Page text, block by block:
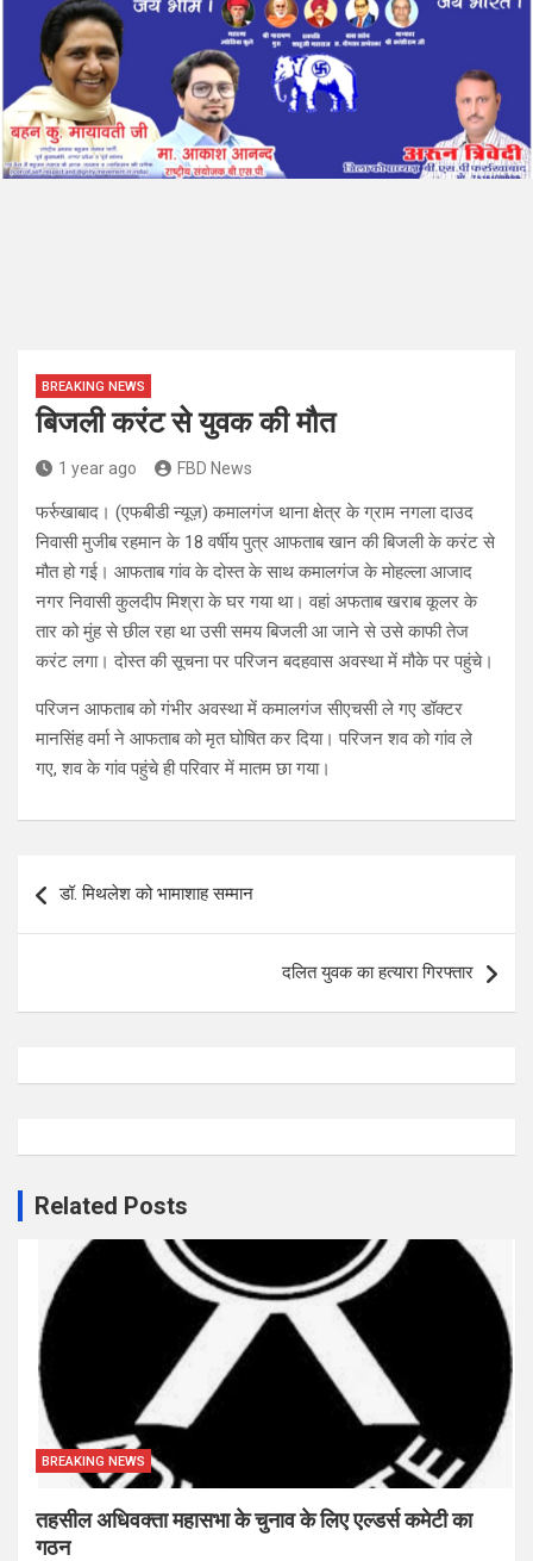
BREAKING NEWS
बिजली करंट से युवक की मौत
1 year ago FBD News
फर्रुखाबाद। (एफबीडी न्यूज़) कमालगंज थाना क्षेत्र के ग्राम नगला दाउद
निवासी मुजीब रहमान के 18 वर्षीय पुत्र आफताब खान की बिजली के करंट से
मौत हो गई। आफताब गांव के दोस्त के साथ कमालगंज के मोहल्ला आजाद
नगर निवासी कुलदीप मिश्रा के घर गया था। वहां अफताब खराब कूलर के
तार को मुंह से छील रहा था उसी समय बिजली आ जाने से उसे काफी तेज
करंट लगा। दोस्त की सूचना पर परिजन बदहवास अवस्था में मौके पर पहुंचे।
परिजन आफताब को गंभीर अवस्था में कमालगंज सीएचसी ले गए डॉक्टर
मानसिंह वर्मा ने आफताब को मृत घोषित कर दिया। परिजन शव को गांव ले
गए, शव के गांव पहुंचे ही परिवार में मातम छा गया।
navigation
डॉ. मिथलेश को भामाशाह सम्मान
दलित युवक का हत्यारा गिरफ्तार
Related Posts
BREAKING NEWS
तहसील अधिवक्ता महासभा के चुनाव के लिए एल्डर्स कमेटी का
गठन